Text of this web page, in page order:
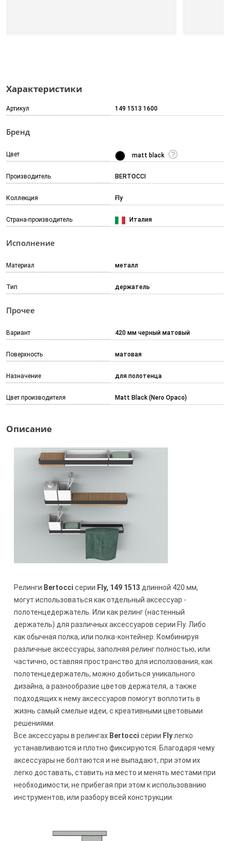
Характеристики
Артикул 149 1513 1600
Бренд
Цвет matt black
Производитель BERTOCCI
Коллекция Fly
Страна-производитель Италия
Исполнение
Материал металл
Тип держатель
Прочее
Вариант 420 мм черный матовый
Поверхность матовая
Назначение для полотенца
Цвет производителя Matt Black (Nero Opaco)
Описание
Релинги Bertocci серии Fly, 149 1513 длинной 420 мм,
могут использоваться как отдельный аксессуар -
полотенцедержатель. Или как релинг (настенный
держатель) для различных аксессуаров серии Fly. Либо
как обычная полка, или полка-контейнер. Комбинируя
различные аксессуары, заполняя релинг полностью, или
частично, оставляя пространство для исползования, как
полотенцедержатель, можно добиться уникального
дизайна, а разнообразие цветов держателя, а также
подходящих к нему аксессуаров помогут воплотить в
жизнь самый смелые идеи, с креативными цветовыми
решениями.
Все аксессуары в релингах Bertocci серии Flyлегко
устанавливаются и плотно фиксируются. Благодаря чему
аксессуары не болтаются и не выпадают, при этом их
легко доставать, ставить на место и менять местами при
необходимости, не прибегая при этом к использованию
инструментов, или разбору всей конструкции.